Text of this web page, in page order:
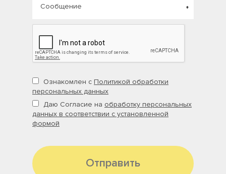
Ознакомлен с Политикой обработки
персональных данных
Даю Согласие на обработку персональных
данных в соответствии с установленной
формой
Отправить